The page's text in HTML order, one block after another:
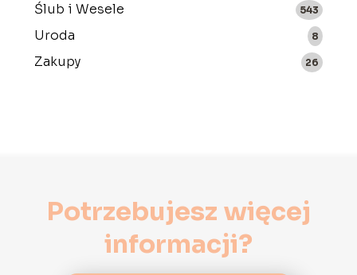
Ślub i Wesele 543
Uroda 8
Zakupy 26
Potrzebujesz więcej
informacji?